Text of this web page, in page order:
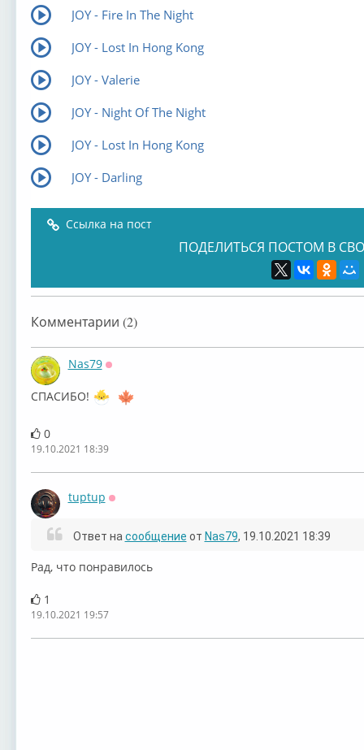
JOY - Fire In The Night
JOY - Lost In Hong Kong
JOY - Valerie
JOY - Night Of The Night
JOY - Lost In Hong Kong
JOY - Darling
Ссылка на пост
ПОДЕЛИТЬСЯ ПОСТОМ В
Комментарии (2)
Nas79
СПАСИБО!
0
19.10.2021 18:39
tuptup
Ответ на сообщение от Nas79, 19.10.2021 18:39
Рад, что понравилось
1
19.10.2021 19:57